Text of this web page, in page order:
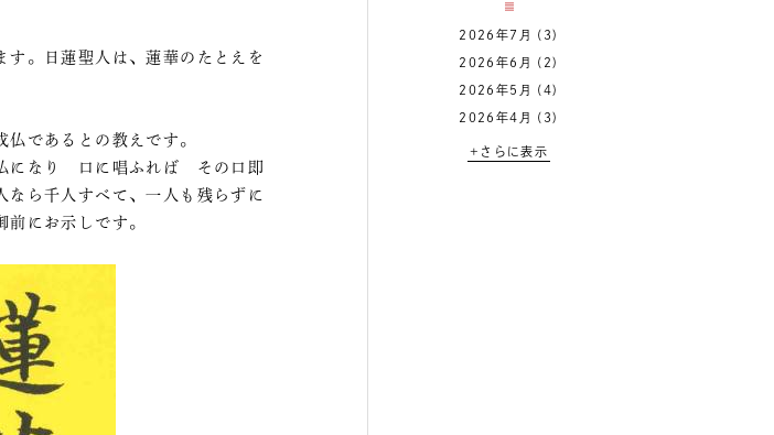
す。日蓮聖人は、蓮華のたとえを
であるとの教えです。
になり 口に唱ふれば その口即
なら千人すべて、一人も残らずに
にお示しです。
2026年7月 (3)
2026年6月 (2)
2026年5月 (4)
2026年4月 (3)
+さらに表示